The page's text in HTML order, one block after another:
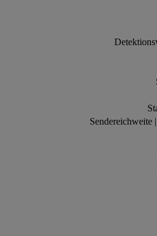
Sendereichweite